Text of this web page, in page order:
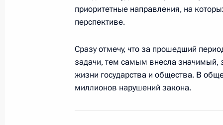
Совещание по вопросам
и социально-экономического
18 марта 2016 года, 16:00 остров Тузла
приоритетные направления, на
перспективе.
Сразу отмечу, что за прошедший
задачи, тем самым внесла значимый,
жизни государства и общества. В
миллионов нарушений закона.